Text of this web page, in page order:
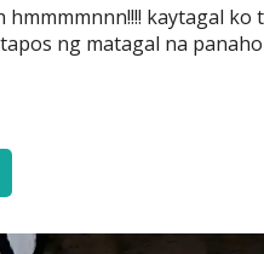
hmmmmnnn!!!! kaytagal ko
ng matagal na